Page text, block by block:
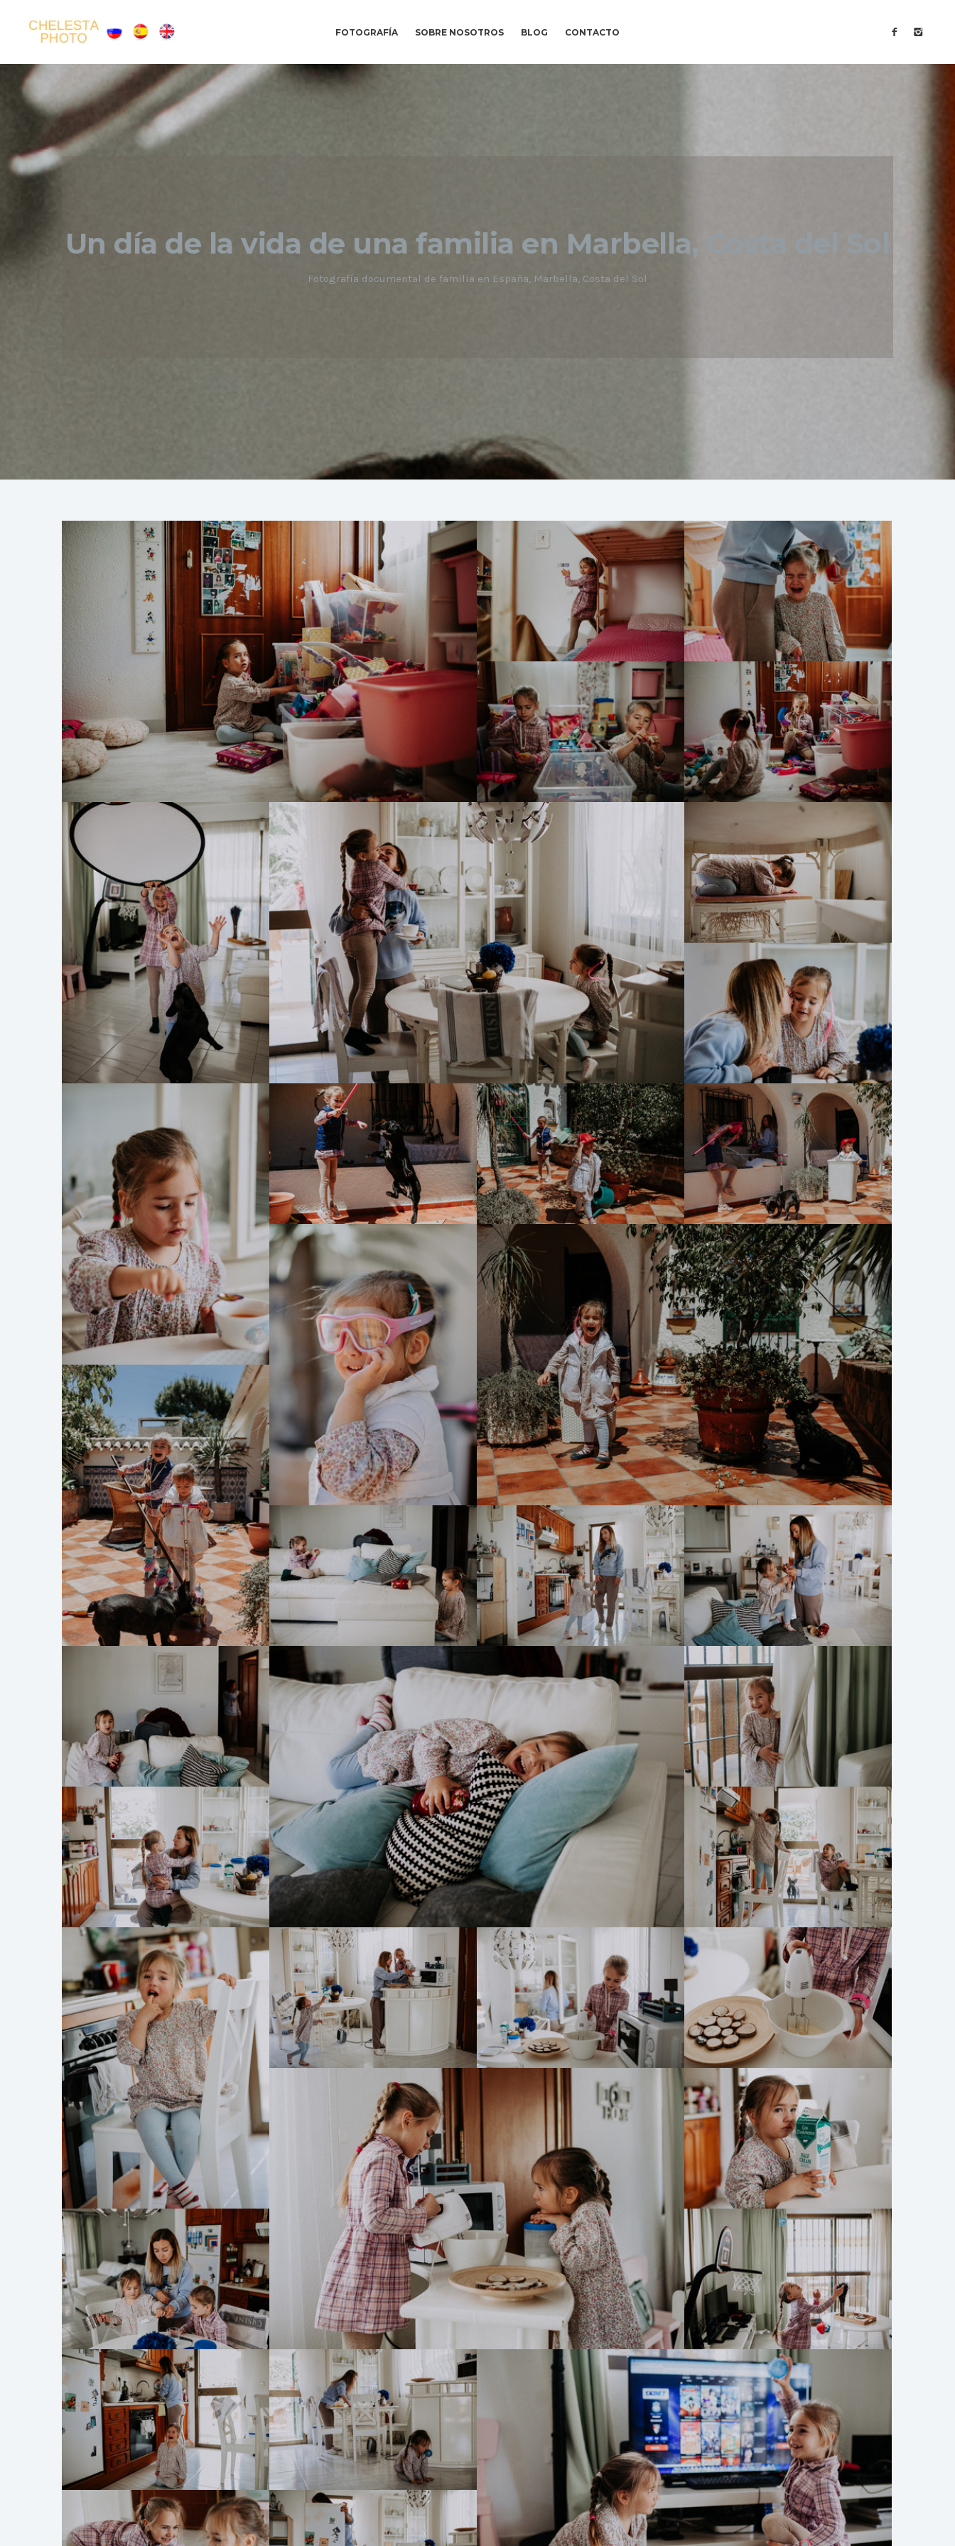
FOTOGRAFÍA SOBRE NOSOTROS BLOG CONTACTO
Un día de la vida de una familia en Marbella, Costa del Sol
Fotografía documental de familia en España, Marbella, Costa del Sol